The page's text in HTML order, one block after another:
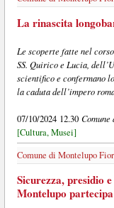
La rinascita
Le scoperte fatte nel
SS. Quirico e Lucia,
scientifico e confermano
la caduta dell’impero
07/10/2024 12.30
[Cultura, Musei]
Comune di Montelupo
Sicurezza, presidio
Montelupo